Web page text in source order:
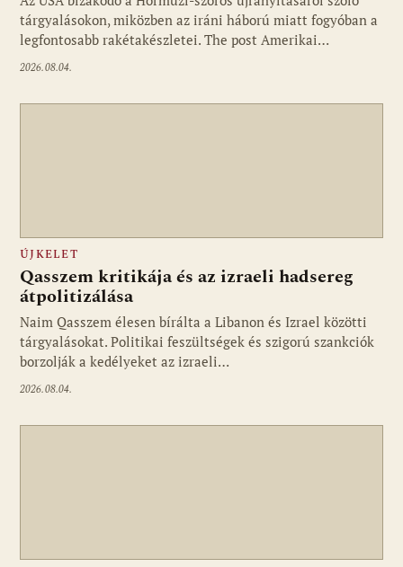
tárgyalásokon, miközben az iráni háború miatt fogyóban a
legfontosabb rakétakészletei. The post Amerikai…
2026.08.04.
ÚJKELET
Qasszem kritikája és az izraeli hadsereg
átpolitizálása
Naim Qasszem élesen bírálta a Libanon és Izrael közötti
tárgyalásokat. Politikai feszültségek és szigorú szankciók
borzolják a kedélyeket az izraeli…
2026.08.04.